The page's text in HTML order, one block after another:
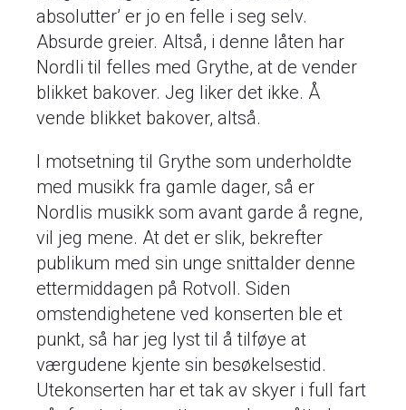
absolutter’ er jo en felle i seg selv.
Absurde greier. Altså, i denne låten har
Nordli til felles med Grythe, at de vender
blikket bakover. Jeg liker det ikke. Å
vende blikket bakover, altså.
I motsetning til Grythe som underholdte
med musikk fra gamle dager, så er
Nordlis musikk som avant garde å regne,
vil jeg mene. At det er slik, bekrefter
publikum med sin unge snittalder denne
ettermiddagen på Rotvoll. Siden
omstendighetene ved konserten ble et
punkt, så har jeg lyst til å tilføye at
værgudene kjente sin besøkelsestid.
Utekonserten har et tak av skyer i full fart